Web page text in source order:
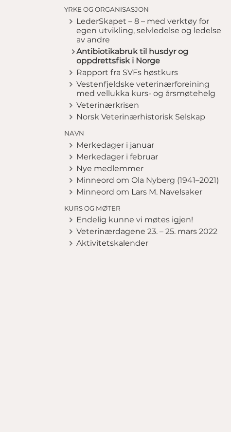
YRKE OG ORGANISASJON
LederSkapet – 8 – med verktøy for
egen utvikling, selvledelse og ledelse
av andre
Antibiotikabruk til husdyr og
oppdrettsfisk i Norge
Rapport fra SVFs høstkurs
Vestenfjeldske veterinærforeining
med vellukka kurs- og årsmøtehelg
Veterinærkrisen
Norsk Veterinærhistorisk Selskap
NAVN
Merkedager i januar
Merkedager i februar
Nye medlemmer
Minneord om Ola Nyberg (1941–2021)
Minneord om Lars M. Navelsaker
KURS OG MØTER
Endelig kunne vi møtes igjen!
Veterinærdagene 23. – 25. mars 2022
Aktivitetskalender